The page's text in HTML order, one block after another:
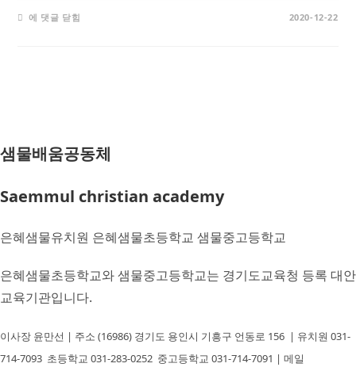
미
얀
2020
세
이
야
은
혜
초
등
학
교
에 댓글 닫힘 2020-12-22
샘물배움공동체
Saemmul christian academy
은혜샘물유치원 은혜샘물초등학교 샘물중고등학교
은혜샘물초등학교와 샘물중고등학교는 경기도교육청 등록 대안
교육기관입니다.
이사장 윤만선 | 주소 (16986) 경기도 용인시 기흥구 언동로 156 | 유치원 031-
714-7093 초등학교 031-283-0252 중고등학교 031-714-7091 | 메일